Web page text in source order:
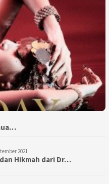
2021
Hikmah dari Dr…